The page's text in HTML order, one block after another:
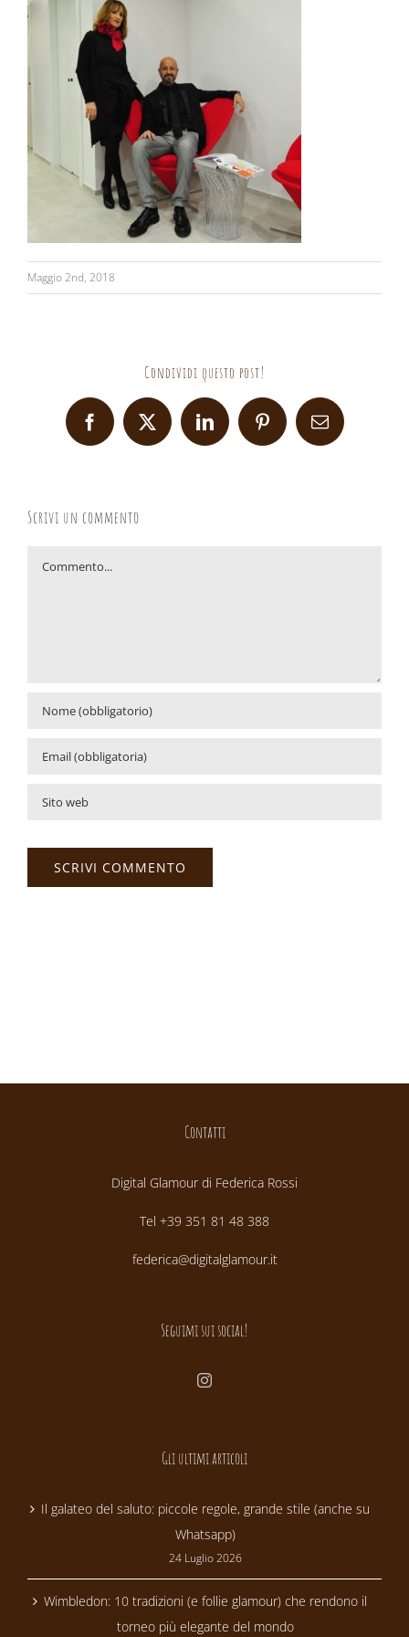
Maggio 2nd, 2018
Condividi questo post!
Facebook
X LinkedInPinterestEmail
Scrivi un commento
Contatti
Digital Glamour di Federica Rossi
Tel +39 351 81 48 388
federica@digitalglamour.it
Seguimi sui social!
Gli ultimi articoli
Il galateo del saluto: piccole regole, grande stile (anche su
Whatsapp)
24 Luglio 2026
Wimbledon: 10 tradizioni (e follie glamour) che rendono il
torneo più elegante del mondo